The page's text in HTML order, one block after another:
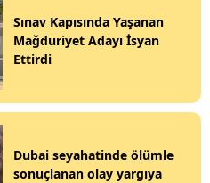
Sınav Kapısında Yaşanan
Mağduriyet Adayı İsyan
Ettirdi
Dubai seyahatinde ölümle
sonuçlanan olay yargıya